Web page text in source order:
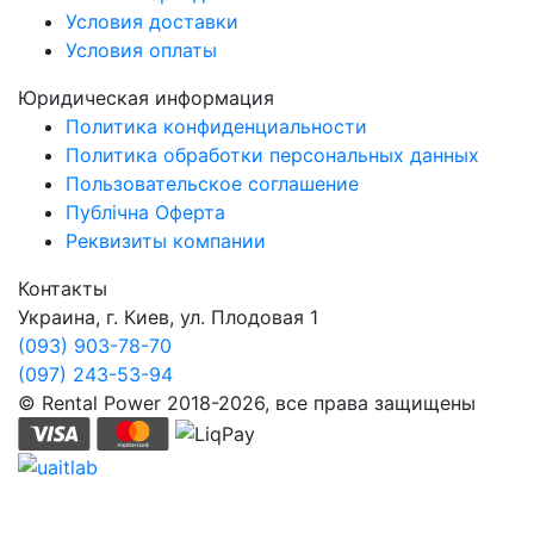
Условия доставки
Условия оплаты
Юридическая информация
Политика конфиденциальности
Политика обработки персональных данных
Пользовательское соглашение
Публічна Оферта
Реквизиты компании
Контакты
Украина, г. Киев, ул. Плодовая 1
(093) 903-78-70
(097) 243-53-94
© Rental Power 2018-2026, все права защищены